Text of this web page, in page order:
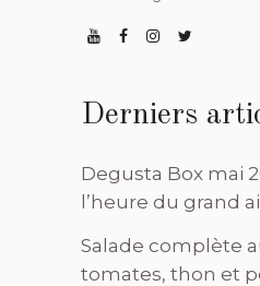
Derniers
Degusta Box mai
l’heure du grand
Salade complète
tomates, thon et